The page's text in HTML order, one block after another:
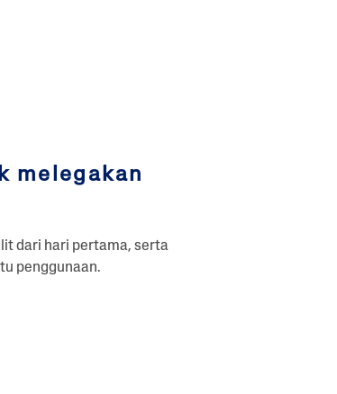
melegakan
dari hari pertama, serta
penggunaan.